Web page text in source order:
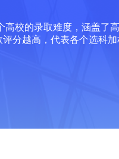
校的录取难度，涵盖了
分越高，代表各个选科